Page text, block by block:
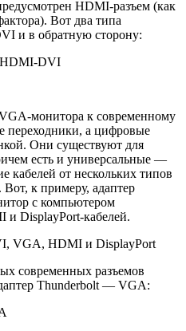
HDMI-разъем (как
Вот два типа
и в обратную сторону:
монитора к современному
переходники, а цифровые
Они существуют для
есть и универсальные —
от нескольких типов
к примеру, адаптер
с компьютером
DisplayPort-кабелей.
современных разъемов
Thunderbolt — VGA: